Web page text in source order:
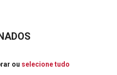
ou selecione tudo